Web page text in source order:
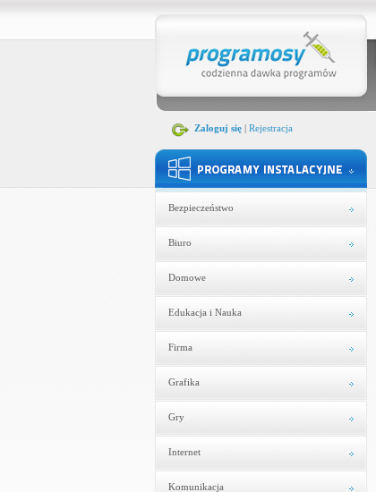
Zaloguj się| Rejestracja
Bezpieczeństwo
Biuro
Domowe
Edukacja i Nauka
Firma
Grafika
Gry
Internet
Komunikacja